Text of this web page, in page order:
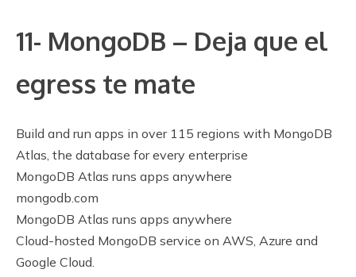
11- MongoDB – Deja que el
egress te mate
Build and run apps in over 115 regions with MongoDB
Atlas, the database for every enterprise
MongoDB Atlas runs apps anywhere
mongodb.com
MongoDB Atlas runs apps anywhere
Cloud-hosted MongoDB service on AWS, Azure and
Google Cloud.